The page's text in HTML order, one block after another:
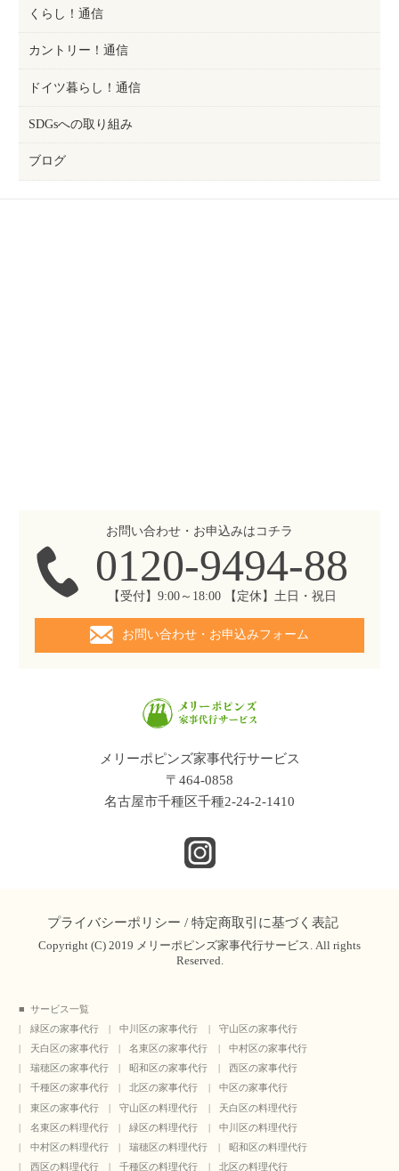
くらし！通信
カントリー！通信
ドイツ暮らし！通信
SDGsへの取り組み
ブログ
お問い合わせ・お申込みはコチラ
0120-9494-88
【受付】9:00～18:00 【定休】土日・祝日
お問い合わせ・お申込みフォーム
メリーポピンズ家事代行サービス
〒464-0858
名古屋市千種区千種2-24-2-1410
プライバシーポリシー / 特定商取引に基づく表記
Copyright (C) 2019 メリーポピンズ家事代行サービス. All rights
Reserved.
サービス一覧
緑区の家事代行
中川区の家事代行
守山区の家事代行
天白区の家事代行
名東区の家事代行
中村区の家事代行
瑞穂区の家事代行
昭和区の家事代行
西区の家事代行
千種区の家事代行
北区の家事代行
中区の家事代行
東区の家事代行
守山区の料理代行
天白区の料理代行
名東区の料理代行
緑区の料理代行
中川区の料理代行
中村区の料理代行
瑞穂区の料理代行
昭和区の料理代行
西区の料理代行
千種区の料理代行 北区の料理代行